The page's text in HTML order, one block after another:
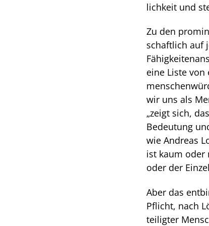
lichkeit und
Zu den
schaftlich auf
eine Liste von
wir uns als
„zeigt sich,
Bedeutung
wie Andreas
ist kaum oder
oder der
Aber das
Pflicht, nach
teiligter